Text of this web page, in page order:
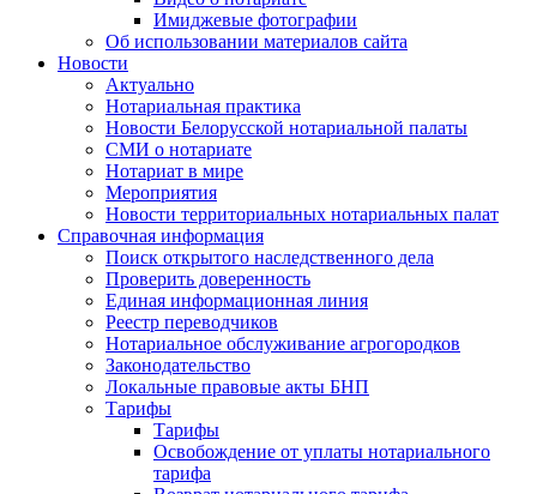
Имиджевые фотографии
Об использовании материалов сайта
Новости
Актуально
Нотариальная практика
Новости Белорусской нотариальной палаты
СМИ о нотариате
Нотариат в мире
Мероприятия
Новости территориальных нотариальных палат
Справочная информация
Поиск открытого наследственного дела
Проверить доверенность
Единая информационная линия
Реестр переводчиков
Нотариальное обслуживание агрогородков
Законодательство
Локальные правовые акты БНП
Тарифы
Тарифы
Освобождение от уплаты нотариального
тарифа